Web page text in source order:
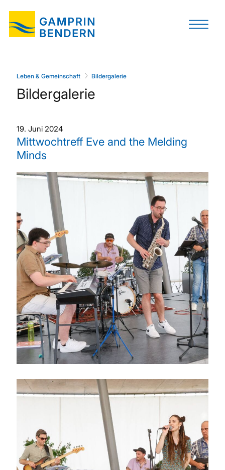
Leben & Gemeinschaft Bildergalerie
Bildergalerie
19. Juni 2024
Mittwochtreff Eve and the Melding
Minds